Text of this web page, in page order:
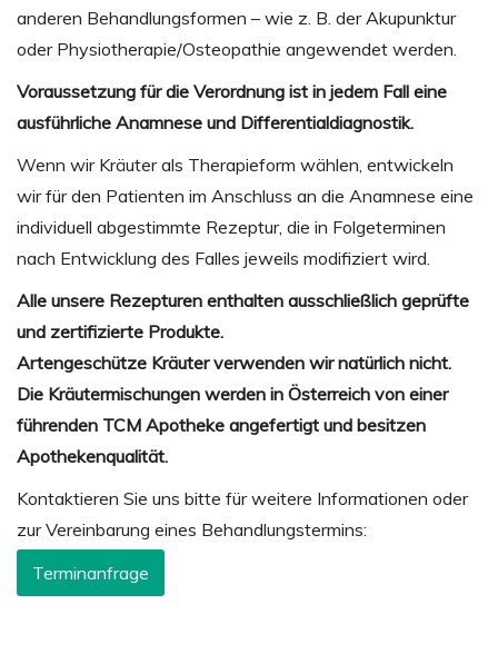
anderen Behandlungsformen – wie z. B. der Akupunktur
oder Physiotherapie/Osteopathie angewendet werden.
Voraussetzung für die Verordnung ist in jedem Fall eine
ausführliche Anamnese und Differentialdiagnostik.
Wenn wir Kräuter als Therapieform wählen, entwickeln
wir für den Patienten im Anschluss an die Anamnese eine
individuell abgestimmte Rezeptur, die in Folgeterminen
nach Entwicklung des Falles jeweils modifiziert wird.
Alle unsere Rezepturen enthalten ausschließlich geprüfte
und zertifizierte Produkte.
Artengeschütze Kräuter verwenden wir natürlich nicht.
Die Kräutermischungen werden in Österreich von einer
führenden TCM Apotheke angefertigt und besitzen
Apothekenqualität.
Kontaktieren Sie uns bitte für weitere Informationen oder
zur Vereinbarung eines Behandlungstermins:
Terminanfrage